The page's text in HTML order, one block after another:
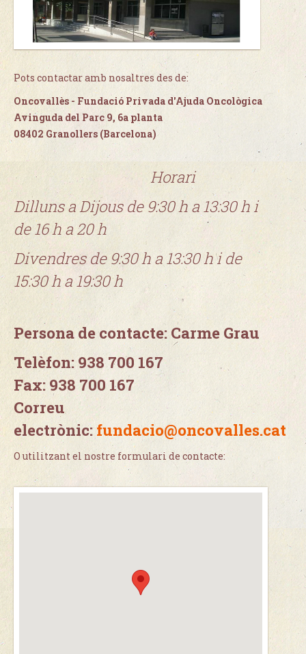
Pots contactar amb nosaltres des de:
Oncovallès - Fundació Privada d'Ajuda Oncològica
Avinguda del Parc 9, 6a planta
08402 Granollers (Barcelona)
Horari
Dilluns a Dijous de 9:30 h a 13:30 h i
de 16 h a 20 h
Divendres de 9:30 h a 13:30 h i de
15:30 h a 19:30 h
Persona de contacte: Carme Grau
Telèfon: 938 700 167
Fax: 938 700 167
Correu
electrònic: fundacio@oncovalles.cat
O utilitzant el nostre formulari de contacte: